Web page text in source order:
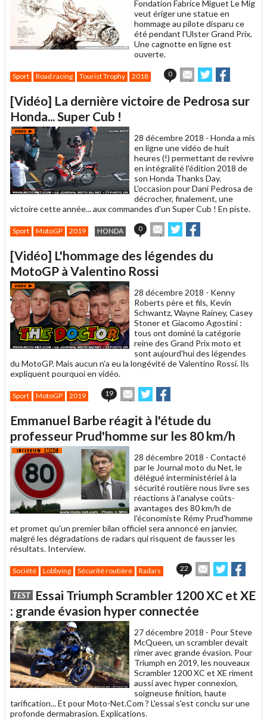
Fondation Fabrice Miguet Le Mig
veut ériger une statue en
hommage au pilote disparu ce
été pendant l'Ulster Grand Prix.
Une cagnotte en ligne est
ouverte.
Sport Road racing Tourist Trophy 2018 0
Envoyer
cet
Partager
sur sur
[Vidéo] La dernière victoire de Pedrosa sur
Honda... Super Cub !
28 décembre 2018 - Honda a mis
en ligne une vidéo de huit
heures (!) permettant de revivre
en intégralité l'édition 2018 de
son Honda Thanks Day.
L'occasion pour Dani Pedrosa de
décrocher, finalement, une
victoire cette année... aux commandes d'un Super Cub ! En piste.
Sport MotoGP 2019 HONDA 0
Envoyer
cet
à
un
ami
Partager
sur sur
[Vidéo] L'hommage des légendes du
MotoGP à Valentino Rossi
28 décembre 2018 - Kenny
Roberts père et fils, Kevin
Schwantz, Wayne Rainey, Casey
Stoner et Giacomo Agostini :
tous ont dominé la catégorie
reine des Grand Prix moto et
sont aujourd'hui des légendes
du MotoGP. Mais aucun n'a eu la longévité de Valentino Rossi. Ils
expliquent pourquoi en vidéo.
Sport MotoGP 2019 19
Envoyer
cet
à
un
ami
Partager
sur sur
Emmanuel Barbe réagit à l'étude du
professeur Prud'homme sur les 80 km/h
28 décembre 2018 - Contacté
par le Journal moto du Net, le
délégué interministériel à la
sécurité routière nous livre ses
réactions à l'analyse coûts-
avantages des 80 km/h de
l'économiste Rémy Prud'homme
et promet qu'un premier bilan officiel sera annoncé en janvier,
malgré les dégradations de radars qui risquent de fausser les
résultats. Interview.
Société Lobbying Sécurité routière Radars 22
Envoyer
cet
à
un
ami
Partager
sur sur
TEST Essai Triumph Scrambler 1200 XC et XE
: grande évasion hyper connectée
27 décembre 2018 - Pour Steve
McQueen, un scrambler devait
rimer avec grande évasion. Pour
Triumph en 2019, les nouveaux
Scrambler 1200 XC et XE riment
aussi avec hyper connexion,
soigneuse finition, haute
tarification... Et pour Moto-Net.Com ? L'essai s'est conclu sur une
profonde dermabrasion. Explications.